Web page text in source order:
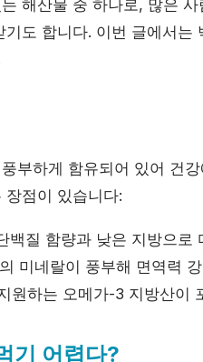
해산물 중 하나로, 많은
기도 합니다. 이번 글에서
부하게 함유되어 있어 건
점이 있습니다:
백질 함량과 낮은 지방으로
미네랄이 풍부해 면역력
원하는 오메가-3 지방산이
기 어렵다?